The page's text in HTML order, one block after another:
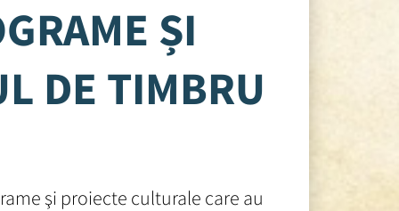
ȘI
DE TIMBRU
şi proiecte culturale care au